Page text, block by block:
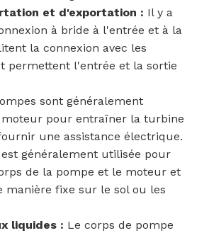
et d'exportation : Il y a
à bride à l'entrée et à la
la connexion avec les
permettent l'entrée et la sortie
sont généralement
moteur pour entraîner la turbine
une assistance électrique.
est généralement utilisée pour
de la pompe et le moteur et
manière fixe sur le sol ou les
liquides : Le corps de pompe